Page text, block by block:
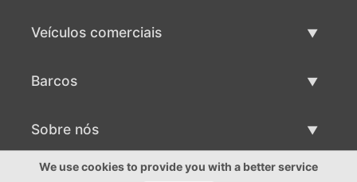
Veículos comerciais
Barcos
Venda de barcos
Sobre nós
Sobre nós
We use cookies to provide you with a better service